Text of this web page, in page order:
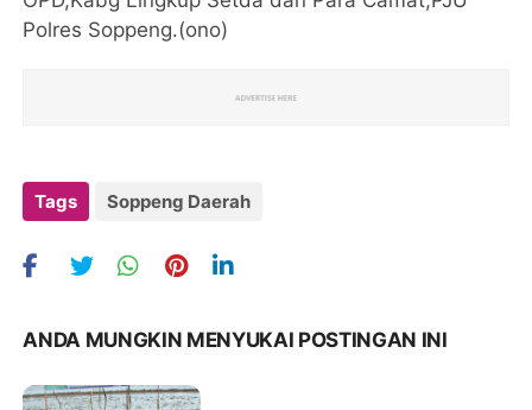
Polres Soppeng.(ono)
Tags Soppeng Daerah
ANDA MUNGKIN MENYUKAI POSTINGAN INI